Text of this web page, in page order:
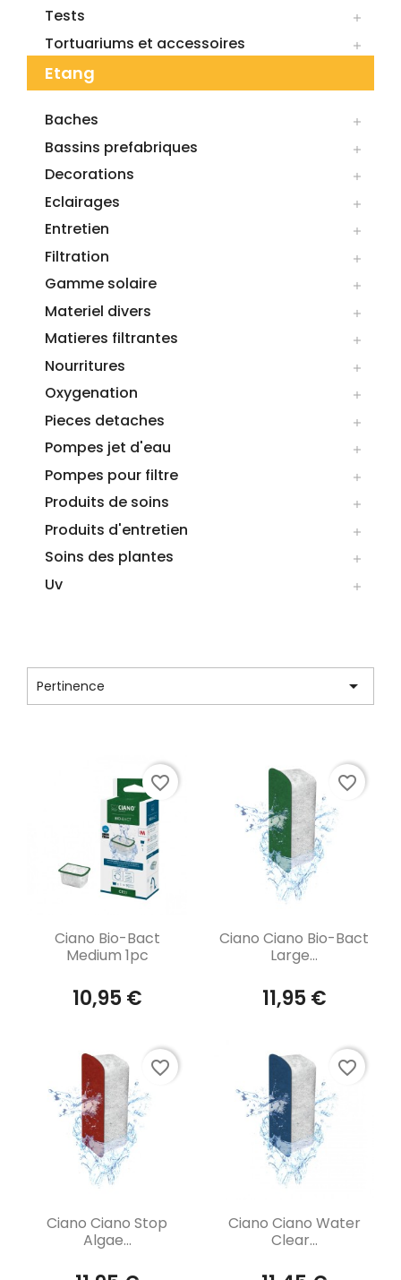
Tests 
Tortuariums et accessoires 
Etang
Baches 
Bassins prefabriques 
Decorations 
Eclairages 
Entretien 
Filtration 
Gamme solaire 
Materiel divers 
Matieres filtrantes 
Nourritures 
Oxygenation 
Pieces detaches 
Pompes jet d'eau 
Pompes pour filtre 
Produits de soins 
Produits d'entretien 
Soins des plantes 
Uv 
Pertinence 
Aperçu rapide
Ciano Bio-Bact
Medium 1pc
10,95 €
favorite_border
Aperçu rapide
Ciano Ciano Bio-Bact
Large...
11,95 €
favorite_border
Aperçu rapide
Ciano Ciano Stop
Algae...
favorite_border
Aperçu rapide
Ciano Ciano Water
Clear...
favorite_border